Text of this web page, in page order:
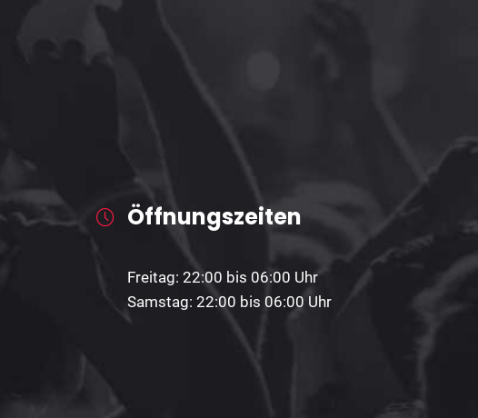
Öffnungszeiten
Freitag: 22:00 bis 06:00 Uhr
Samstag: 22:00 bis 06:00 Uhr